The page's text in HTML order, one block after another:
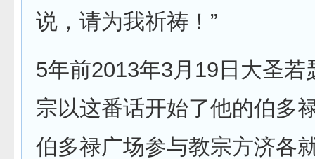
说，请为我祈祷！”
5年前2013年3月19日大圣若
宗以这番话开始了他的伯多
伯多禄广场参与教宗方济各